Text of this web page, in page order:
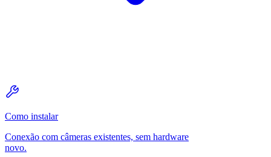
Como instalar
Conexão com câmeras existentes, sem hardware
novo.